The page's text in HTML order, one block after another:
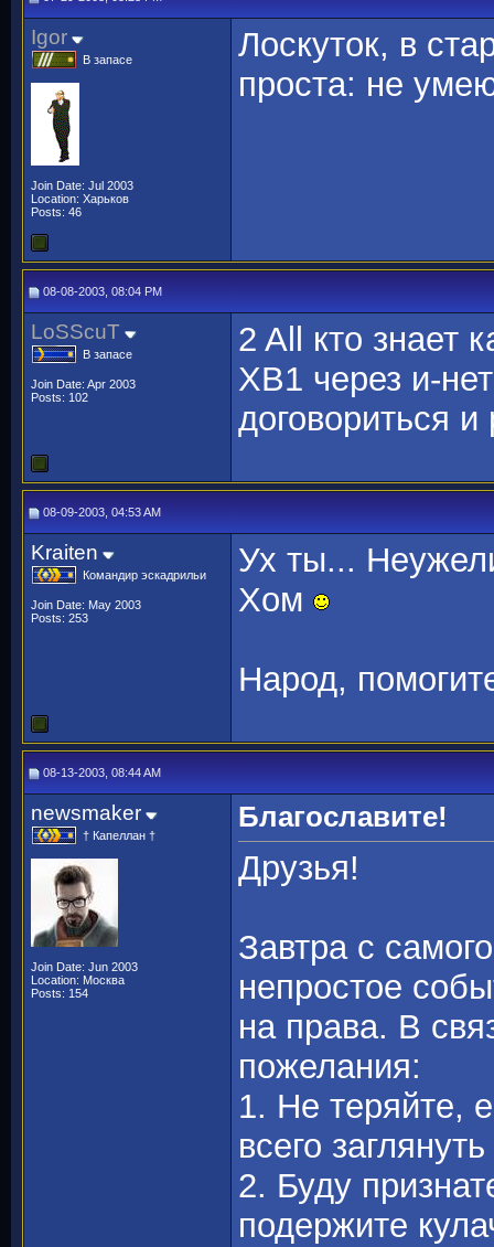
Igor
В запасе
Join Date: Jul 2003
Location: Харьков
Posts: 46
Лоскуток, в
проста: не
08-08-2003, 08:04 PM
LoSScuT
В запасе
Join Date: Apr 2003
Posts: 102
2 All кто знает
ХВ1 через и-
договориться
08-09-2003, 04:53 AM
Kraiten
Командир эскадрильи
Join Date: May 2003
Posts: 253
Ух ты...
Хом
Народ,
08-13-2003, 08:44 AM
newsmaker
† Капеллан †
Join Date: Jun 2003
Location: Москва
Posts: 154
Благославите!
Друзья!
Завтра с
непростое
на права. В
пожелания:
1. Не теряйте,
всего
2. Буду
подержите